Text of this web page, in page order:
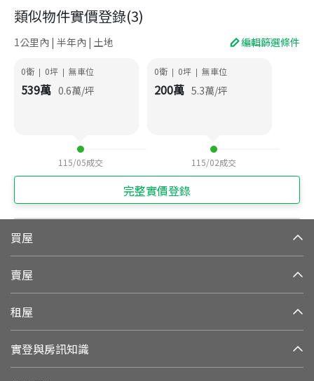
類似物件實價登錄(3)
1公里內 | 半年內 | 土地 編輯篩選條件
0衛 | 0坪 | 無車位
539萬 0.6萬/坪
115/05成交
0衛 | 0坪 | 無車位
200萬 5.3萬/坪
115/02成交
完整實價登錄
買屋
賣屋
租屋
實登與房訊知識